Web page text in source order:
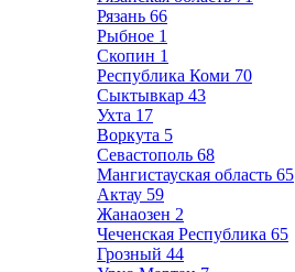
Рязань 66
Рыбное 1
Скопин 1
Республика Коми 70
Сыктывкар 43
Ухта 17
Воркута 5
Севастополь 68
Мангистауская область 65
Актау 59
Жанаозен 2
Чеченская Республика 65
Грозный 44